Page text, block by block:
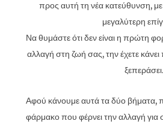
προς αυτή τη νέα κατεύθυνση,
μεγαλύτερη
Να θυμάστε ότι δεν είναι η πρώτη
αλλαγή στη ζωή σας, την έχετε κάνει
ξεπεράσει.
Αφού κάνουμε αυτά τα δύο βήματα,
φάρμακο που φέρνει την αλλαγή για